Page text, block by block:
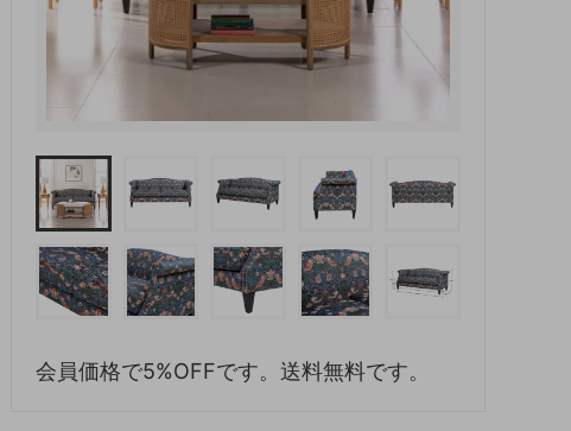
会員価格で5%OFFです。送料無料です。